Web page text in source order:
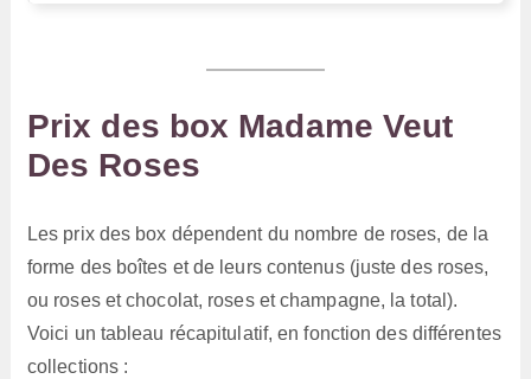
Prix des box Madame Veut
Des Roses
Les prix des box dépendent du nombre de roses, de la
forme des boîtes et de leurs contenus (juste des roses,
ou roses et chocolat, roses et champagne, la total).
Voici un tableau récapitulatif, en fonction des différentes
collections :